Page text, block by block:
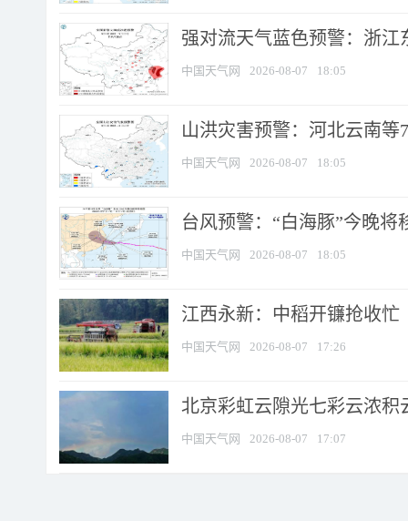
强对流天气蓝色预警：浙江
中国天气网 2026-08-07 18:05
山洪灾害预警：河北云南
中国天气网 2026-08-07 18:05
台风预警：“白海豚”今晚将
中国天气网 2026-08-07 18:05
江西永新：中稻开镰抢收忙
中国天气网 2026-08-07 17:26
北京彩虹云隙光七彩云浓积
中国天气网 2026-08-07 17:07